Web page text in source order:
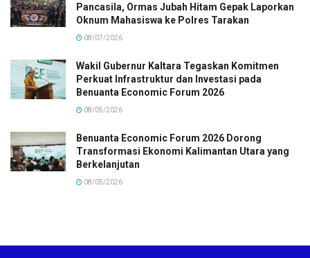
Pancasila, Ormas Jubah Hitam Gepak Laporkan
Oknum Mahasiswa ke Polres Tarakan
08/07/2026
Wakil Gubernur Kaltara Tegaskan Komitmen
Perkuat Infrastruktur dan Investasi pada
Benuanta Economic Forum 2026
08/05/2026
Benuanta Economic Forum 2026 Dorong
Transformasi Ekonomi Kalimantan Utara yang
Berkelanjutan
08/05/2026